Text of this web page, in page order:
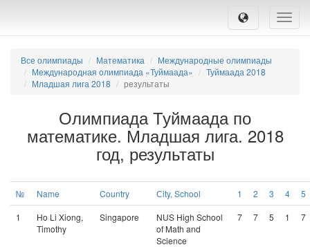
Toggle
Все олимпиады Математика
Международные олимпиады
Международная олимпиада «Туймаада»
Туймаада 2018
Младшая лига 2018
результаты
Олимпиада Туймаада по
математике. Младшая лига. 2018
год, результаты
№ Name Country Сity, School 1 2 3 4
5
1
Ho Li Xiong,
Timothy
Singapore
NUS High School
of Math and
Science
7 7 5 1 7